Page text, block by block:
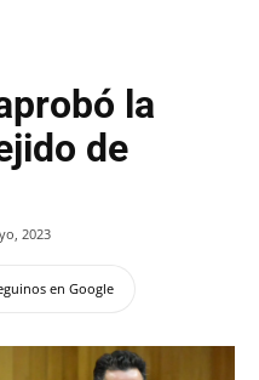
la
de
2023
en Google